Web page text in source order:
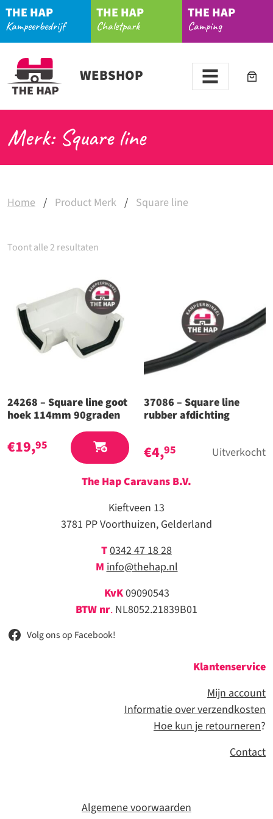
THE HAP
Kampeerbedrijf
THE HAP
Chaletpark
THE HAP
Camping
WEBSHOP
Merk: Square line
Home / Product Merk / Square line
Toont alle 2 resultaten
24268 – Square line goot
hoek 114mm 90graden
€19,95
37086 – Square line
rubber afdichting
€4,95
Uitverkocht
The Hap Caravans B.V.
Kieftveen 13
3781 PP Voorthuizen, Gelderland
T0342 47 18 28
M info@thehap.nl
KvK09090543
BTW nr. NL8052.21839B01
Volg ons op Facebook!
Klantenservice
Mijn account
Informatie over verzendkosten
Hoe kun je retourneren?
Contact
Algemene voorwaarden